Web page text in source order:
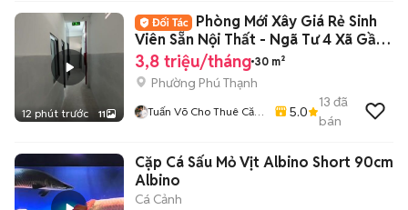
12 phút trước 11
Phòng Mới Xây Giá Rẻ Sinh
Viên Sẵn Nội Thất - Ngã Tư 4 Xã Gần
ĐH VUH
3,8 triệu/tháng 30 m²
Phường Phú Thạnh
Tuấn Võ Cho Thuê Căn
5.0
13 đã
bán
Cặp Cá Sấu Mỏ Vịt Albino Short 90cm
Albino
Cá Cảnh